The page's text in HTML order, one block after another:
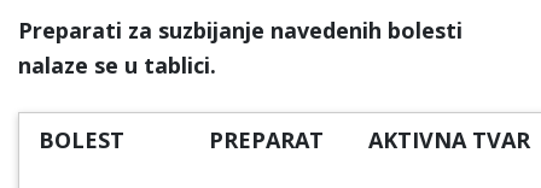
Preparati za suzbijanje navedenih bolesti
nalaze se u tablici.
BOLEST PREPARAT AKTIVNA TVAR